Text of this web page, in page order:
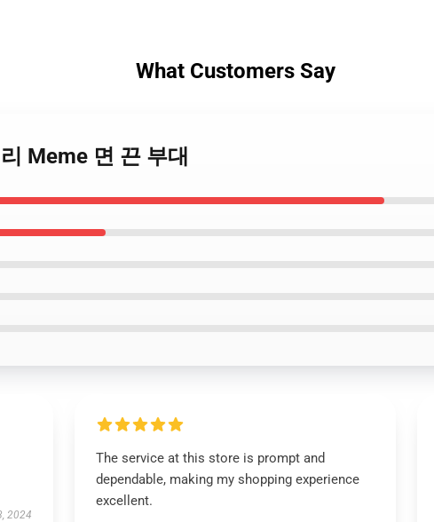
What Customers Say
Meme 면 끈 부대
2024
The service at this store is prompt and
dependable, making my shopping experience
excellent.